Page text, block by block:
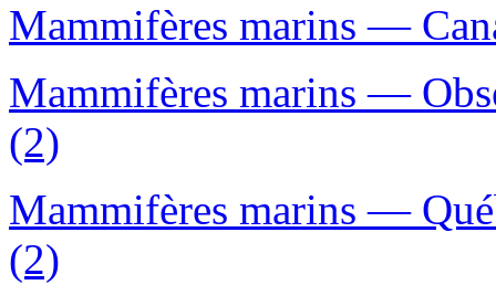
Mammifères marins —
Mammifères marins —
(2)
Mammifères marins —
(2)